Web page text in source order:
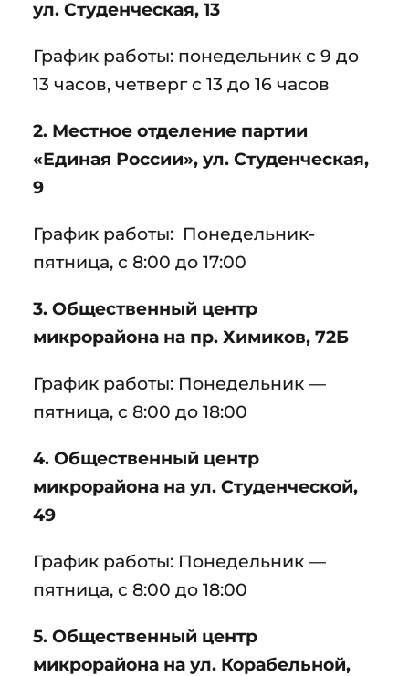
ул. Студенческая, 13
График работы: понедельник с 9 до
13 часов, четверг с 13 до 16 часов
2. Местное отделение партии
«Единая России», ул. Студенческая,
9
График работы: Понедельник-
пятница, с 8:00 до 17:00
3. Общественный центр
микрорайона на пр. Химиков, 72Б
График работы: Понедельник —
пятница, с 8:00 до 18:00
4. Общественный центр
микрорайона на ул. Студенческой,
49
График работы: Понедельник —
пятница, с 8:00 до 18:00
5. Общественный центр
микрорайона на ул. Корабельной,